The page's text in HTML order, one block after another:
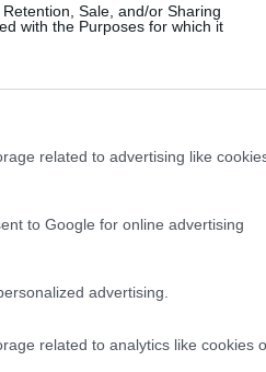
Sale, and/or Sharing
with the Purposes for which it
related to advertising like
to Google for online advertising
advertising.
related to analytics like cookies